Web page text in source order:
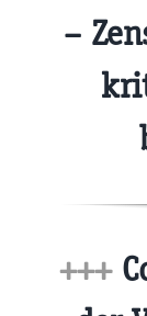
–
+++